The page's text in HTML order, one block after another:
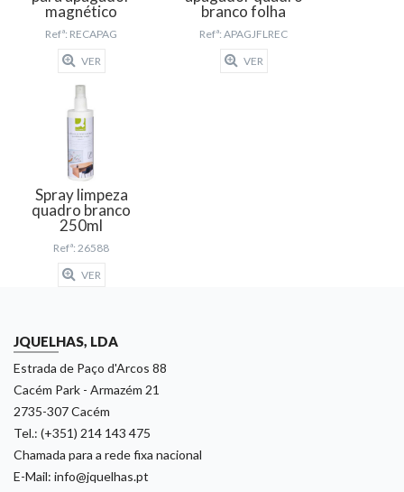
magnético
Refª: RECAPAG
VER
branco folha
Refª: APAGJFLREC
VER
Spray limpeza
quadro branco
250ml
Refª: 26588
VER
JQUELHAS, LDA
Estrada de Paço d'Arcos 88
Cacém Park - Armazém 21
2735-307 Cacém
Tel.: (+351) 214 143 475
Chamada para a rede fixa nacional
E-Mail: info@jquelhas.pt